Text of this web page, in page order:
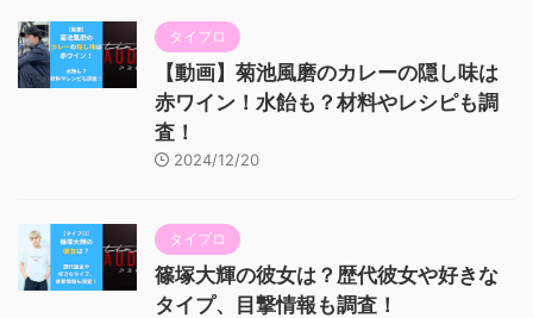
タイプロ
【動画】菊池風磨のカレーの隠し味は
赤ワイン！水飴も？材料やレシピも調
査！
2024/12/20
タイプロ
篠塚大輝の彼女は？歴代彼女や好きな
タイプ、目撃情報も調査！